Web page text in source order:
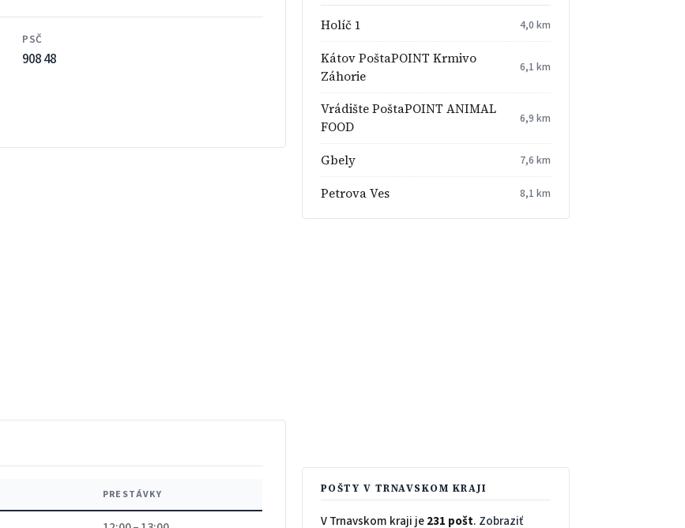
PSČ
908 48
PRESTÁVKY
Holíč 1 4,0 km
Kátov PoštaPOINT Krmivo
Záhorie
6,1 km
Vrádište PoštaPOINT ANIMAL
FOOD
6,9 km
Gbely 7,6 km
Petrova Ves 8,1 km
POŠTY V TRNAVSKOM KRAJI
V Trnavskom kraji je231 pošt. Zobraziť